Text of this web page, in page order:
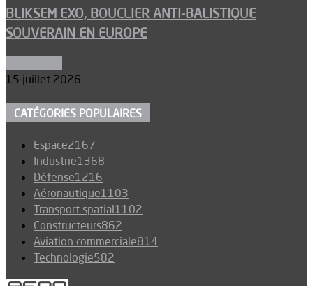
BLIKSEM EXO, BOUCLIER ANTI-BALISTIQUE
SOUVERAIN EN EUROPE
15 juillet 2026
CATÉGORIES POPULAIRES
Espace2167
Industrie1368
Défense1216
Aéronautique1103
Transport spatial1102
Constructeurs862
Aviation commerciale814
Technologie582